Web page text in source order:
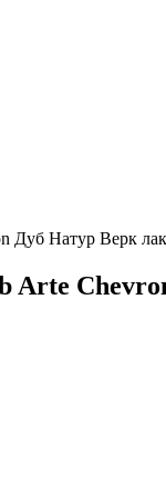
Дуб Натур Верк